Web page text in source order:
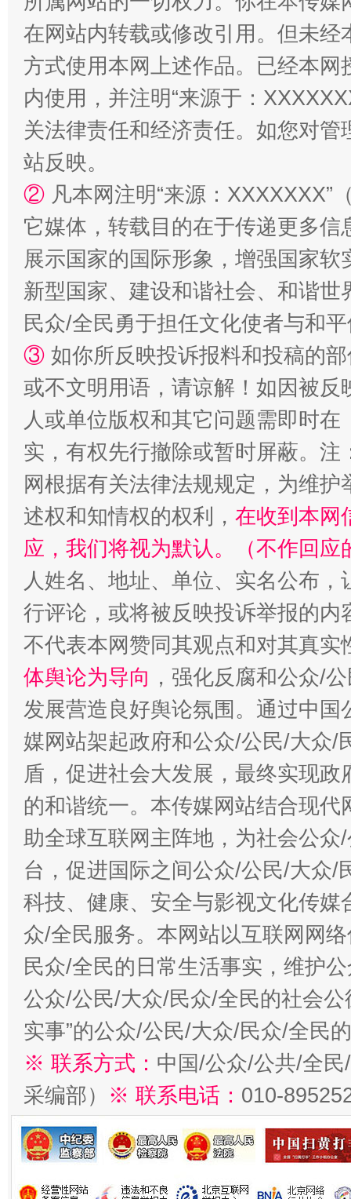
站台名比不上好声名
漫山遍野的桃花与雪山、麦地、白藏房 除
招工难、用工荒背后
在网站内转载或修改引用。但未
方式使用本网上述作品。已经本
内使用，并注明“来源于：
关法律责任和经济责任。如您对
站反映。
② 凡本网注明“来源：
它媒体，转载目的在于传递更多
展示国家的国际形象，增强国家
新型国家、建设和谐社会、和谐
民众/全民勇于担任文化使者与和
③ 如你所反映投诉报料和投稿的
或不文明用语，请谅解！如因被
人或单位版权和其它问题需即时在
实，有权先行撤除或暂时屏蔽。
网根据有关法律法规规定，为维
述权和知情权的权利， 在收到本网
应，我们将视为默认。（不作回应
人姓名、地址、单位、实名公布
行评论，或将被反映投诉举报的
不代表本网赞同其观点和对其真实
体舆论为导向 ，强化反腐和公众/
发展营造良好舆论氛围。通过中
媒网站架起政府和公众/公民/大众/
盾，促进社会大发展，最终实现
的和谐统一。本传媒网站结合现
助全球互联网主阵地，为社会公
台，促进国际之间公众/公民/大众/
科技、健康、安全与影视文化传
众/全民服务。本网站以互联网网
民众/全民的日常生活事实，维护
公众/公民/大众/民众/全民的社会公
实事”的公众/公民/大众/民众/全民
※ 联系方式： 中国/公众/公共/全
采编部） ※ 联系电话： 010-